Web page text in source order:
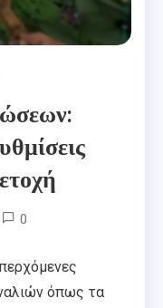
0
όπως τα